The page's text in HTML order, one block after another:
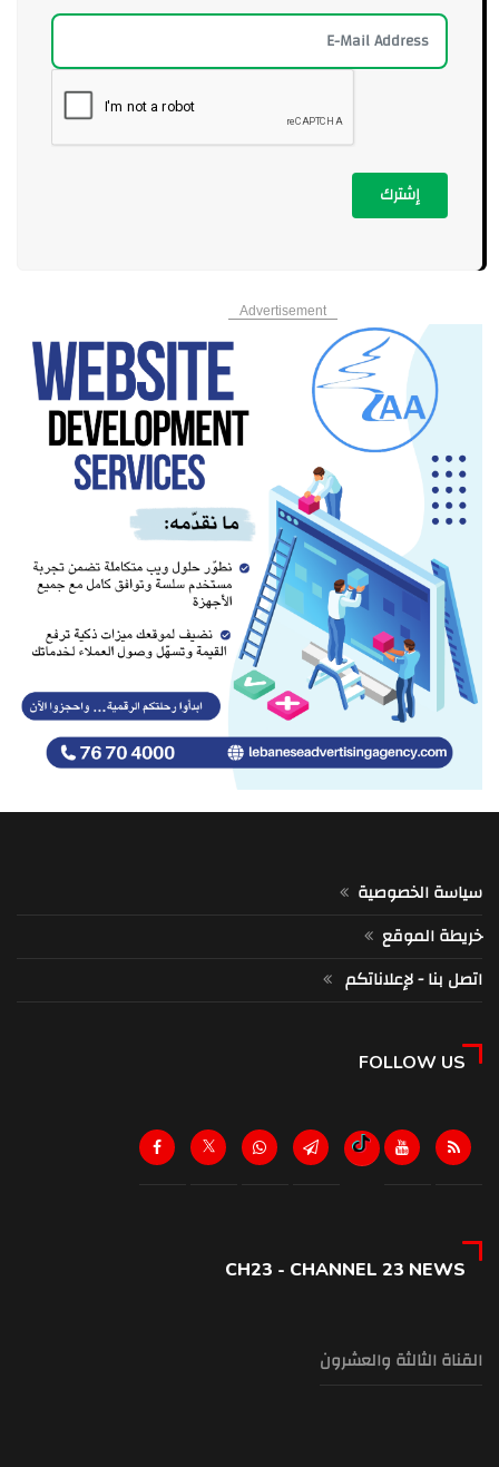
إشترك
Advertisement
سياسة الخصوصية
خريطة الموقع
اتصل بنا - لإعلاناتكم
FOLLOW US
CH23 - CHANNEL 23 NEWS
القناة الثالثة والعشرون